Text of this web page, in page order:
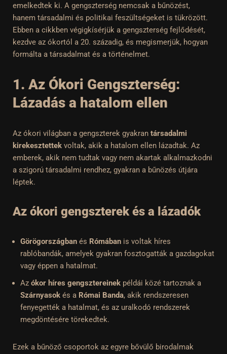
emelkedtek ki. A gengszterség nemcsak a bűnözést,
hanem társadalmi és politikai feszültségeket is tükrözött.
Ebben a cikkben végigkísérjük a gengszterség fejlődését,
kezdve az ókortól a 20. századig, és megismerjük, hogyan
formálta a társadalmat és a történelmet.
1. Az Ókori Gengszterség:
Lázadás a hatalom ellen
Az ókori világban a gengszterek gyakran társadalmi
kirekesztettek voltak, akik a hatalom ellen lázadtak. Az
emberek, akik nem tudtak vagy nem akartak alkalmazkodni
a szigorú társadalmi rendhez, gyakran a bűnözés útjára
léptek.
Az ókori gengszterek és a lázadók
Görögországban és Rómában is voltak híres
rablóbandák, amelyek gyakran fosztogatták a gazdagokat
vagy éppen a hatalmat.
Az ókor híres gengsztereinek példái közé tartoznak a
Szárnyasok és a Római Banda, akik rendszeresen
fenyegették a hatalmat, és az uralkodó rendszerek
megdöntésére törekedtek.
Ezek a bűnöző csoportok az egyre bővülő birodalmak